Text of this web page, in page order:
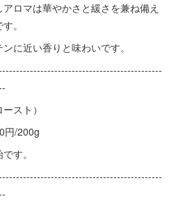
ロマは華やかさと緩さを兼ね備え
。
に近い香りと味わいです。
スト）
円/200g
す。